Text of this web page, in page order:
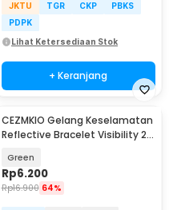
JKTU
TGR CKP
PBKS
PDPK
Lihat Ketersediaan Stok
+ Keranjang
CEZMKIO Gelang Keselamatan
Reflective Bracelet Visibility 2
Green
Rp6.200
Rp16.900 64%